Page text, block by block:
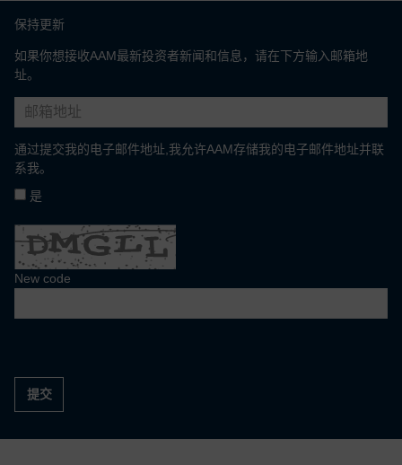
保持更新
如果你想接收AAM最新投资者新闻和信息，请在下方输入邮箱地
址。
通过提交我的电子邮件地址,我允许AAM存储我的电子邮件地址并联
系我。
是
New code
提交